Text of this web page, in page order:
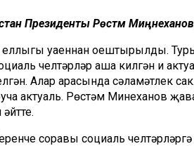
Президенты Рөстәм
еллыгы уңаеннан оештырылды.
челтәрләр аша килгән иң
Алар арасында сәламәтлек
актуаль. Рөстәм Миңнеханов
соравы социаль